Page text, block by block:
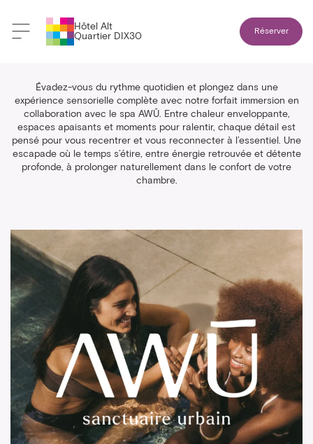
Hôtel Alt
Quartier DIX30
Réserver
Évadez-vous du rythme quotidien et plongez dans une
expérience sensorielle complète avec notre forfait immersion en
collaboration avec le spa AWŪ. Entre chaleur enveloppante,
espaces apaisants et moments pour ralentir, chaque détail est
pensé pour vous recentrer et vous reconnecter à l’essentiel. Une
escapade où le temps s’étire, entre énergie retrouvée et détente
profonde, à prolonger naturellement dans le confort de votre
chambre.